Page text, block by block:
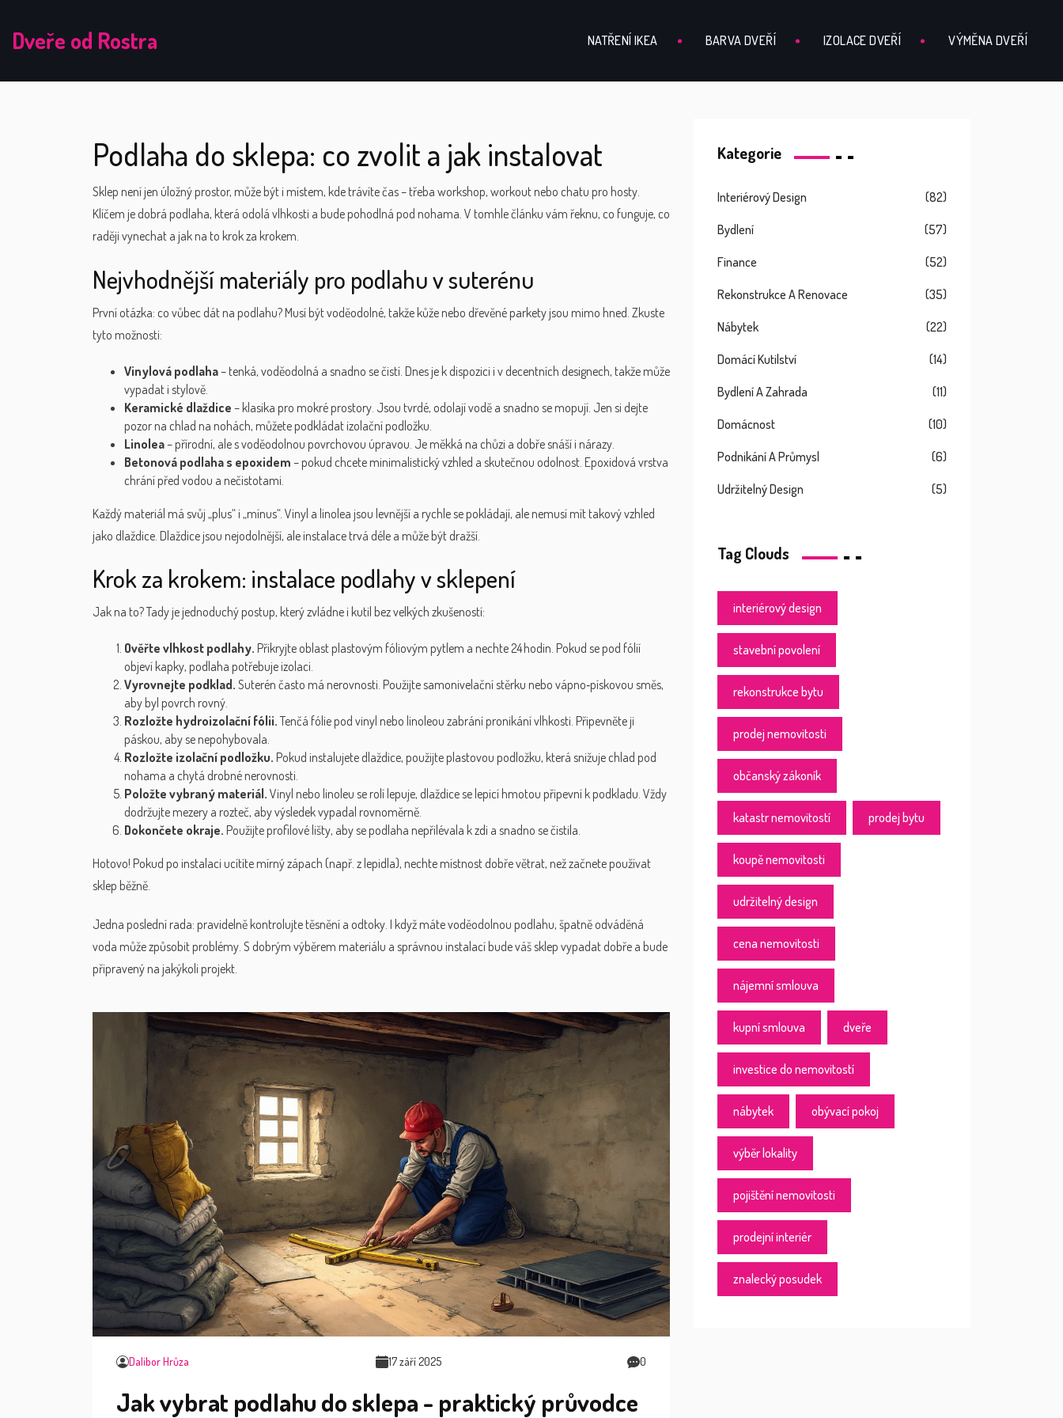
Dveře od Rostra NATŘENÍ IKEA BARVA DVEŘÍ IZOLACE DVEŘÍ VÝMĚNA DVEŘÍ
Podlaha do sklepa: co zvolit a jak instalovat
Sklep není jen úložný prostor, může být i místem, kde trávíte čas – třeba workshop, workout nebo chatu pro hosty.
Klíčem je dobrá podlaha, která odolá vlhkosti a bude pohodlná pod nohama. V tomhle článku vám řeknu, co funguje, co
raději vynechat a jak na to krok za krokem.
Nejvhodnější materiály pro podlahu v suterénu
První otázka: co vůbec dát na podlahu? Musí být voděodolné, takže kůže nebo dřevěné parkety jsou mimo hned. Zkuste
tyto možnosti:
Vinylová podlaha– tenká, voděodolná a snadno se čistí. Dnes je k dispozici i v decentních designech, takže může
vypadat i stylově.
Keramické dlaždice – klasika pro mokré prostory. Jsou tvrdé, odolají vodě a snadno se mopují. Jen si dejte
pozor na chlad na nohách, můžete podkládat izolační podložku.
Linolea– přírodní, ale s voděodolnou povrchovou úpravou. Je měkká na chůzi a dobře snáší i nárazy.
Betonová podlaha s epoxidem – pokud chcete minimalistický vzhled a skutečnou odolnost. Epoxidová vrstva
chrání před vodou a nečistotami.
Každý materiál má svůj „plus“ i „mínus“. Vinyl a linolea jsou levnější a rychle se pokládají, ale nemusí mít takový vzhled
jako dlaždice. Dlaždice jsou nejodolnější, ale instalace trvá déle a může být dražší.
Krok za krokem: instalace podlahy v sklepení
Jak na to? Tady je jednoduchý postup, který zvládne i kutil bez velkých zkušeností:
Ověřte vlhkost podlahy. Přikryjte oblast plastovým fóliovým pytlem a nechte 24 hodin. Pokud se pod fólií
objeví kapky, podlaha potřebuje izolaci.
Vyrovnejte podklad. Suterén často má nerovnosti. Použijte samonivelační stěrku nebo vápno‑pískovou směs,
aby byl povrch rovný.
Rozložte hydroizolační fólii. Tenčá fólie pod vinyl nebo linoleou zabrání pronikání vlhkosti. Připevněte ji
páskou, aby se nepohybovala.
Rozložte izolační podložku. Pokud instalujete dlaždice, použijte plastovou podložku, která snižuje chlad pod
nohama a chytá drobné nerovnosti.
Položte vybraný materiál. Vinyl nebo linoleu se rolí lepuje, dlaždice se lepicí hmotou připevní k podkladu. Vždy
dodržujte mezery a rozteč, aby výsledek vypadal rovnoměrně.
Dokončete okraje. Použijte profilové lišty, aby se podlaha nepřilévala k zdi a snadno se čistila.
Hotovo! Pokud po instalaci ucítíte mírný zápach (např. z lepidla), nechte místnost dobře větrat, než začnete používat
sklep běžně.
Jedna poslední rada: pravidelně kontrolujte těsnění a odtoky. I když máte voděodolnou podlahu, špatně odváděná
voda může způsobit problémy. S dobrým výběrem materiálu a správnou instalací bude váš sklep vypadat dobře a bude
připravený na jakýkoli projekt.
Dalibor Hrůza 17 září 2025 0
Jak vybrat podlahu do sklepa - praktický průvodce
Kategorie
Interiérový Design (82)
Bydlení (57)
Finance (52)
Rekonstrukce A Renovace (35)
Nábytek (22)
Domácí Kutilství (14)
Bydlení A Zahrada (11)
Domácnost (10)
Podnikání A Průmysl (6)
Udržitelný Design (5)
Tag Clouds
interiérový design
stavební povolení
rekonstrukce bytu
prodej nemovitosti
občanský zákoník
katastr nemovitostí prodej bytu
koupě nemovitosti
udržitelný design
cena nemovitosti
nájemní smlouva
kupní smlouva dveře
investice do nemovitostí
nábytek obývací pokoj
výběr lokality
pojištění nemovitosti
prodejní interiér
znalecký posudek